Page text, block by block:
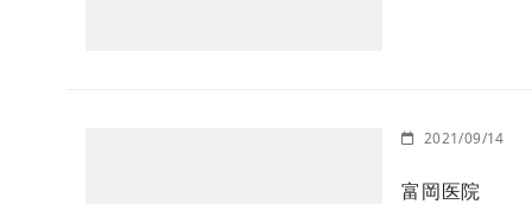
2021/09/14
富岡医院